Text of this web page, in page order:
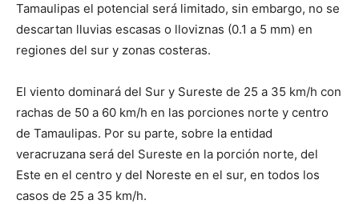
Tamaulipas el potencial será limitado, sin embargo, no se
descartan lluvias escasas o lloviznas (0.1 a 5 mm) en
regiones del sur y zonas costeras.
El viento dominará del Sur y Sureste de 25 a 35 km/h con
rachas de 50 a 60 km/h en las porciones norte y centro
de Tamaulipas. Por su parte, sobre la entidad
veracruzana será del Sureste en la porción norte, del
Este en el centro y del Noreste en el sur, en todos los
casos de 25 a 35 km/h.